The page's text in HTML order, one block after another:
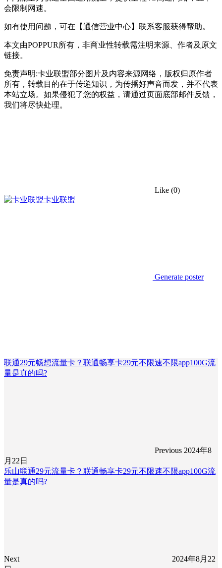
会限制网速。
如有使用问题，可在【通信营业中心】联系客服获得帮助。
本文由POPPUR所有，非商业性转载需注明来源、作者及原文
链接。
免责声明:卡业联盟部分图片及内容来源网络，版权归原作者
所有，转载目的在于传递知识，为传播好声音而发，并不代表
本站立场。如果侵犯了您的权益，请通过页面底部邮件反馈，
我们将尽快处理。
Like (0)
卡业联盟
Generate poster
联通29元畅想流量卡？联通畅享卡29元不限速不限app100G流
量是真的吗?
Previous 2024年8
月22日
乐山联通29元流量卡？联通畅享卡29元不限速不限app100G流
量是真的吗?
Next
2024年8月22